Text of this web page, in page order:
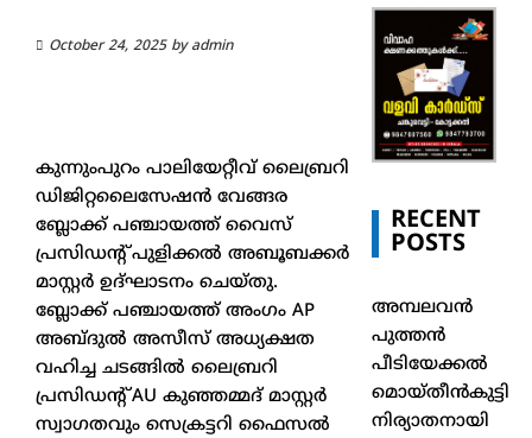
October 24, 2025by admin
കുന്നുംപുറം പാലിയേറ്റീവ് ലൈബ്രറി
ഡിജിറ്റലൈസേഷൻ വേങ്ങര
ബ്ലോക്ക് പഞ്ചായത്ത് വൈസ്
പ്രസിഡന്റ് പുളിക്കല്‍ അബൂബക്കര്‍
മാസ്റ്റര്‍ ഉദ്ഘാടനം ചെയ്തു.
ബ്ലോക്ക് പഞ്ചായത്ത് അംഗം AP
അബ്ദുല്‍ അസീസ് അധ്യക്ഷത
വഹിച്ച ചടങ്ങില്‍ ലൈബ്രറി
പ്രസിഡന്റ് AU കുഞ്ഞമ്മദ് മാസ്റ്റര്‍
സ്വാഗതവും സെക്രട്ടറി ഫൈസല്‍
RECENT
POSTS
അമ്പലവൻ
പുത്തൻ
പീടിയേക്കൽ
മൊയ്തീൻകുട്ടി
നിര്യാതനായി